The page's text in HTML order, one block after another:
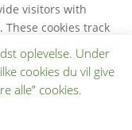
oplevelse. Under
cookies du vil give
alle” cookies.
visitors with
cookies track
to provide